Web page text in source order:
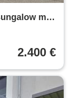
mit
2.400 €